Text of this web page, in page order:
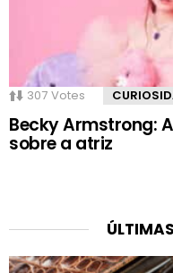
307 Votes
Becky Armstrong:
sobre a atriz